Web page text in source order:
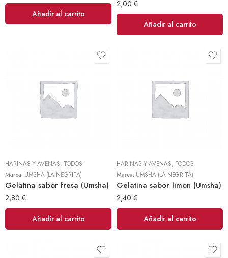
Añadir al carrito
2,00 €
Añadir al carrito
HARINAS Y AVENAS, TODOS
Marca: UMSHA (LA NEGRITA)
Gelatina sabor fresa (Umsha)
2,80 €
Añadir al carrito
HARINAS Y AVENAS, TODOS
Marca: UMSHA (LA NEGRITA)
Gelatina sabor limon (Umsha)
2,40 €
Añadir al carrito